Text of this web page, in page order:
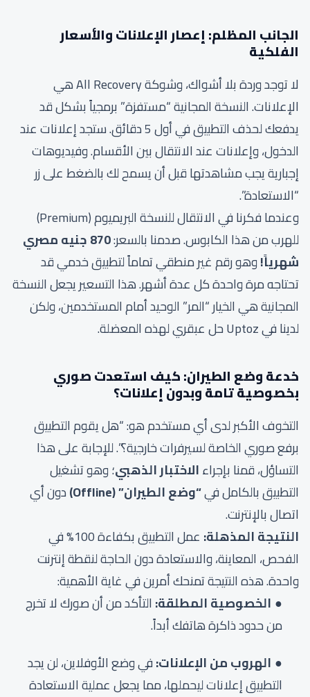
الجانب المظلم: إعصار الإعلانات والأسعار
الفلكية
لا توجد وردة بلا أشواك، وشوكة All Recovery هي
الإعلانات. النسخة المجانية “مستفزة” برمجياً بشكل قد
يدفعك لحذف التطبيق في أول 5 دقائق. ستجد إعلانات عند
الدخول، وإعلانات عند الانتقال بين الأقسام. وفيديوهات
إجبارية يجب مشاهدتها قبل أن يسمح لك بالضغط على زر
“الاستعادة”.
وعندما فكرنا في الانتقال للنسخة البريميوم (Premium)
للهرب من هذا الكابوس. صدمنا بالسعر:
870 جنيه مصري
شهرياً!وهو رقم غير منطقي تماماً لتطبيق خدمي قد
تحتاجه مرة واحدة كل عدة أشهر. هذا التسعير يجعل النسخة
المجانية هي الخيار “المر” الوحيد أمام المستخدمين، ولكن
لدينا في Uptoz حل عبقري لهذه المعضلة.
خدعة وضع الطيران: كيف استعدت صوري
بخصوصية تامة وبدون إعلانات؟
التخوف الأكبر لدى أي مستخدم هو: “هل يقوم التطبيق
برفع صوري الخاصة لسيرفرات خارجية؟”. للإجابة على هذا
التساؤل، قمنا بإجراءالاختبار الذهبي؛ وهو تشغيل
التطبيق بالكامل في“وضع الطيران” (Offline)
دون أي
اتصال بالإنترنت.
النتيجة المذهلة:
عمل التطبيق بكفاءة 100% في
الفحص، المعاينة، والاستعادة دون الحاجة لنقطة إنترنت
واحدة. هذه النتيجة تمنحك أمرين في غاية الأهمية:
الخصوصية المطلقة: التأكد من أن صورك لا تخرج
من حدود ذاكرة هاتفك أبداً.
الهروب من الإعلانات:في وضع الأوفلاين، لن يجد
التطبيق إعلانات ليحملها، مما يجعل عملية الاستعادة